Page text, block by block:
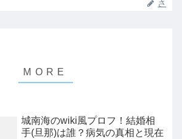
さ
城南海のwiki風プロフ！結婚相
手(旦那)は誰？病気の真相と現在